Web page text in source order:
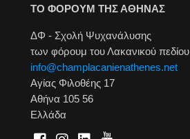
ΤΟ ΦΟΡΟΥΜ ΤΗΣ ΑΘΗΝΑΣ
ΔΦ - Σχολή Ψυχανάλυσης
των φόρουμ του Λακανικού πεδίου
info@champlacanienathenes.net
Αγίας Φιλοθέης 17
Αθήνα 105 56
Ελλάδα